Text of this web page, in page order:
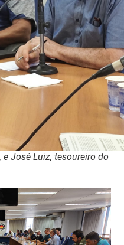
José Luiz, tesoureiro do